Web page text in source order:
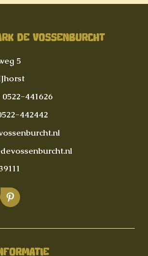
DE VOSSENBURCHT
5
0522-441626
442442